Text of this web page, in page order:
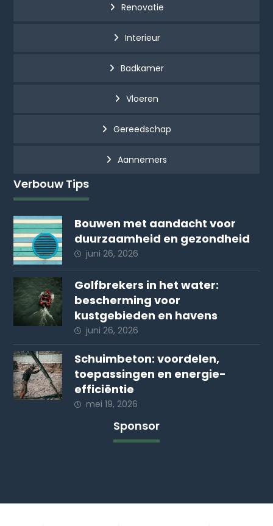
Renovatie
Interieur
Badkamer
Vloeren
Gereedschap
Aannemers
Verbouw Tips
Bouwen met aandacht voor
duurzaamheid en gezondheid
juni 26, 2026
Golfbrekers in het water:
bescherming voor
kustgebieden en havens
juni 26, 2026
Schuimbeton: voordelen,
toepassingen en energie-
efficiëntie
mei 19, 2026
Sponsor